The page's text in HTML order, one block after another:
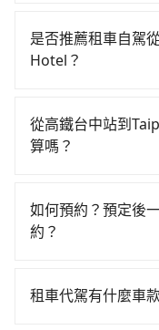
鐵乘坐舒適、省時
台中-台北一天最多
分鐘（平均57分）
人票價700元，再用
4位同行，高鐵加轉
台中市少部分小黃
長距離移動確實搭
是否推薦租車自駕
Hotel？
時不需要閉目養神
當天就要來回，那
台中站到Taipei
$2,150~2,700（金
能的罰單都需自付
從高鐵台中站到
算嗎？
灣大車隊、Uber、
到車，也可考慮打
$2,500。台中市有
如何預約？預定後
約？
接送服務，可直接
租車代駕有什麼車